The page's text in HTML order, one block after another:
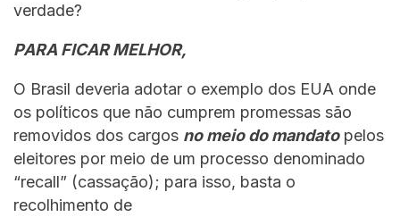
verdade?
PARA FICAR MELHOR,
O Brasil deveria adotar o exemplo dos EUA onde
os políticos que não cumprem promessas são
removidos dos cargos no meio do mandatopelos
eleitores por meio de um processo denominado
“recall” (cassação); para isso, basta o
recolhimento de